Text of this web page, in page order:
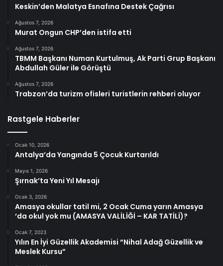
Keskin’den Malatya Esnafına Destek Çağrısı
Ağustos 7, 2026
Murat Ongun CHP’den istifa etti
Ağustos 7, 2026
TBMM Başkanı Numan Kurtulmuş, Ak Parti Grup Başkanı
Abdullah Güler ile Görüştü
Ağustos 7, 2026
Trabzon’da turizm ofisleri turistlerin rehberi oluyor
Rastgele Haberler
Ocak 10, 2026
Antalya’da Yangında 5 Çocuk Kurtarıldı
Mayıs 1, 2026
Şırnak’ta Yeni Yıl Mesajı
Ocak 3, 2026
Amasya okullar tatil mi, 2 Ocak Cuma yarın Amasya
‘da okul yok mu (AMASYA VALİLİĞİ – KAR TATİLİ)?
Ocak 7, 2023
Yılın En İyi Güzellik Akademisi “Nihal Adağ Güzellik ve
Meslek Kursu”